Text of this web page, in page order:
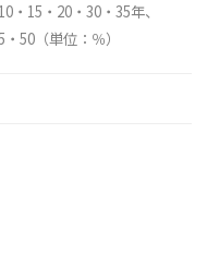
15・20・30・35年、
50（単位：％）